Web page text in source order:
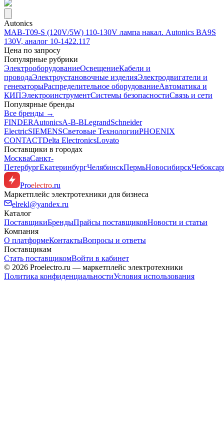
Autonics
MAB-T09-S (120V/5W) 110-130V лампа накал. Autonics BA9S
130V, аналог 10-1422.117
Цена по запросу
Популярные рубрики
ЭлектрооборудованиеОсвещениеКабели и
проводаЭлектроустановочные изделияЭлектродвигатели и
генераторыРаспределительное оборудованиеАвтоматика и
КИПЭлектроинструментСистемы безопасностиСвязь и сети
Популярные бренды
Все бренды →
FINDERAutonicsA-B-BLegrandSchneider
ElectricSIEMENSСветовые ТехнологииPHOENIX
CONTACTDelta ElectronicsLovato
Поставщики в городах
МоскваСанкт-
ПетербургЕкатеринбургЧелябинскПермьНовосибирск
Proelectro.ru
Маркетплейс электротехники для бизнеса
elrekl@yandex.ru
Каталог
ПоставщикиБрендыПрайсы поставщиковНовости и статьи
Компания
О платформеКонтактыВопросы и ответы
Поставщикам
Стать поставщикомВойти в кабинет
© 2026 Proelectro.ru — маркетплейс электротехники
Политика конфиденциальностиУсловия использования